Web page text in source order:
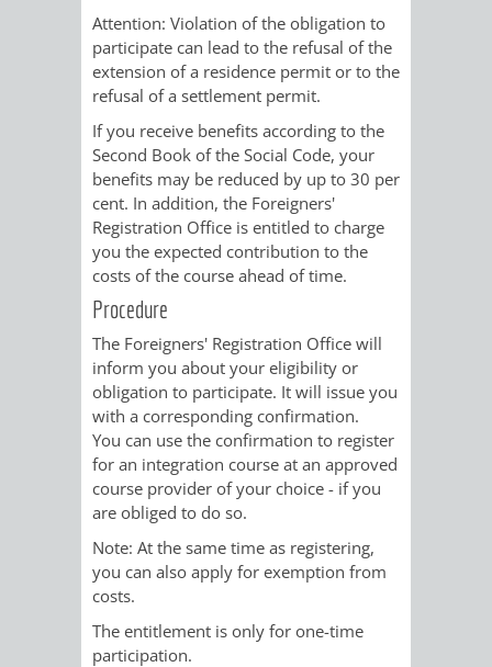
UND
HAUSHALT
STADTKASSE
WEINHEIM
DESKIRCHEN
UMWELT-
KLIMASCHUTZ
KLIMASCHUTZ
Attention: Violation of the obligation to
participate can lead to the refusal of the
extension of a residence permit or to the
refusal of a settlement permit.
If you receive benefits according to the
Second Book of the Social Code, your
benefits may be reduced by up to 30 per
cent. In addition, the Foreigners'
Registration Office is entitled to charge
you the expected contribution to the
costs of the course ahead of time.
Procedure
The Foreigners' Registration Office will
inform you about your eligibility or
obligation to participate. It will issue you
with a corresponding confirmation.
You can use the confirmation to register
for an integration course at an approved
course provider of your choice - if you
are obliged to do so.
Note: At the same time as registering,
you can also apply for exemption from
costs.
The entitlement is only for one-time
participation.